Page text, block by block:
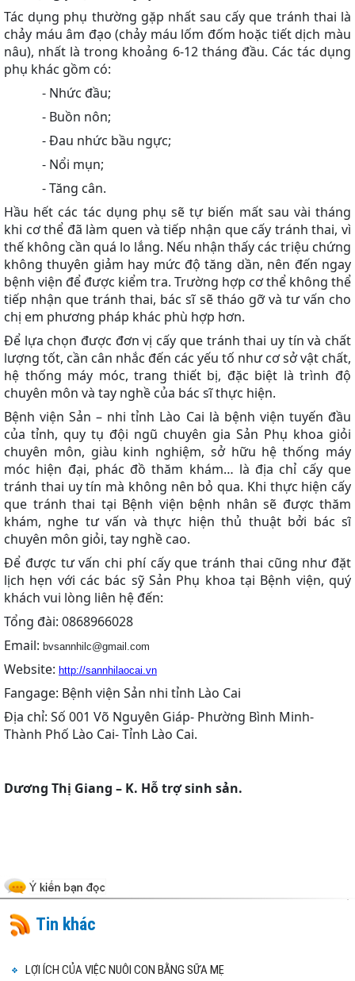
Tác dụng phụ thường gặp nhất sau cấy que tránh thai là
chảy máu âm đạo (chảy máu lốm đốm hoặc tiết dịch màu
nâu), nhất là trong khoảng 6-12 tháng đầu. Các tác dụng
phụ khác gồm có:
- Nhức đầu;
- Buồn nôn;
- Đau nhức bầu ngực;
- Nổi mụn;
- Tăng cân.
Hầu hết các tác dụng phụ sẽ tự biến mất sau vài tháng
khi cơ thể đã làm quen và tiếp nhận que cấy tránh thai, vì
thế không cần quá lo lắng. Nếu nhận thấy các triệu chứng
không thuyên giảm hay mức độ tăng dần, nên đến ngay
bệnh viện để được kiểm tra. Trường hợp cơ thể không thể
tiếp nhận que tránh thai, bác sĩ sẽ tháo gỡ và tư vấn cho
chị em phương pháp khác phù hợp hơn.
Để lựa chọn được đơn vị cấy que tránh thai uy tín và chất
lượng tốt, cần cân nhắc đến các yếu tố như cơ sở vật chất,
hệ thống máy móc, trang thiết bị, đặc biệt là trình độ
chuyên môn và tay nghề của bác sĩ thực hiện.
Bệnh viện Sản – nhi tỉnh Lào Cai là bệnh viện tuyến đầu
của tỉnh, quy tụ đội ngũ chuyên gia Sản Phụ khoa giỏi
chuyên môn, giàu kinh nghiệm, sở hữu hệ thống máy
móc hiện đại, phác đồ thăm khám… là địa chỉ cấy que
tránh thai uy tín mà không nên bỏ qua. Khi thực hiện cấy
que tránh thai tại Bệnh viện bệnh nhân sẽ được thăm
khám, nghe tư vấn và thực hiện thủ thuật bởi bác sĩ
chuyên môn giỏi, tay nghề cao.
Để được tư vấn chi phí cấy que tránh thai cũng như đặt
lịch hẹn với các bác sỹ Sản Phụ khoa tại Bệnh viện, quý
khách vui lòng liên hệ đến:
Tổng đài: 0868966028
Email: bvsannhilc@gmail.com
Website: http://sannhilaocai.vn
Fangage: Bệnh viện Sản nhi tỉnh Lào Cai
Địa chỉ: Số 001 Võ Nguyên Giáp- Phường Bình Minh-
Thành Phố Lào Cai- Tỉnh Lào Cai.
Dương Thị Giang – K. Hỗ trợ sinh sản.
Tin khác
LỢI ÍCH CỦA VIỆC NUÔI CON BẰNG SỮA MẸ